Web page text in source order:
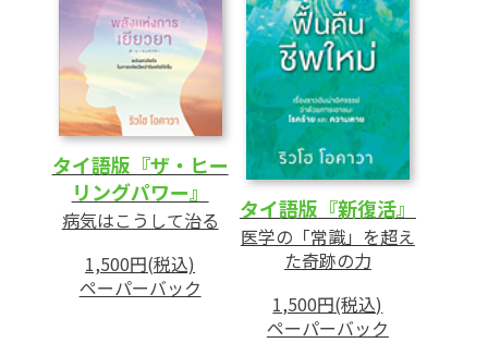
タイ語版『ザ・ヒー
リングパワー』
病気はこうして治る
1,500円(税込)
ペーパーバック
タイ語版『新復活』
医学の「常識」を超え
た奇跡の力
1,500円(税込)
ペーパーバック